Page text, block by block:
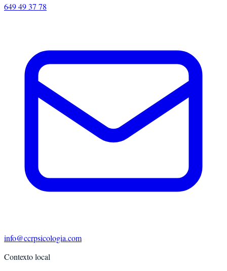
649 49 37 78
info@ccrpsicologia.com
Contexto local